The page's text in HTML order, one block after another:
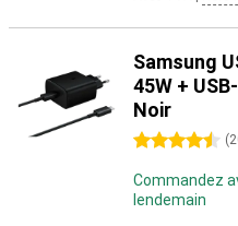
Samsung
45W +
Noir
4.5 étoiles (
Commandez
lendemain